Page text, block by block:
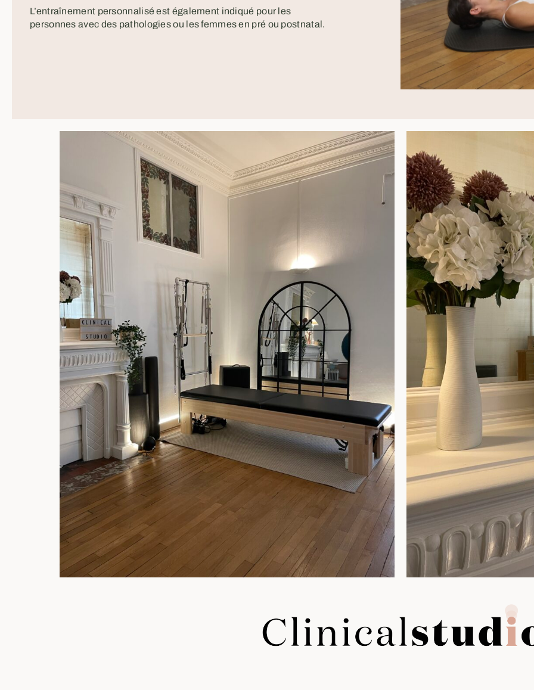
L’entraînement personnalisé est également indiqué pour les
personnes avec des pathologies ou les femmes en pré ou postnatal.